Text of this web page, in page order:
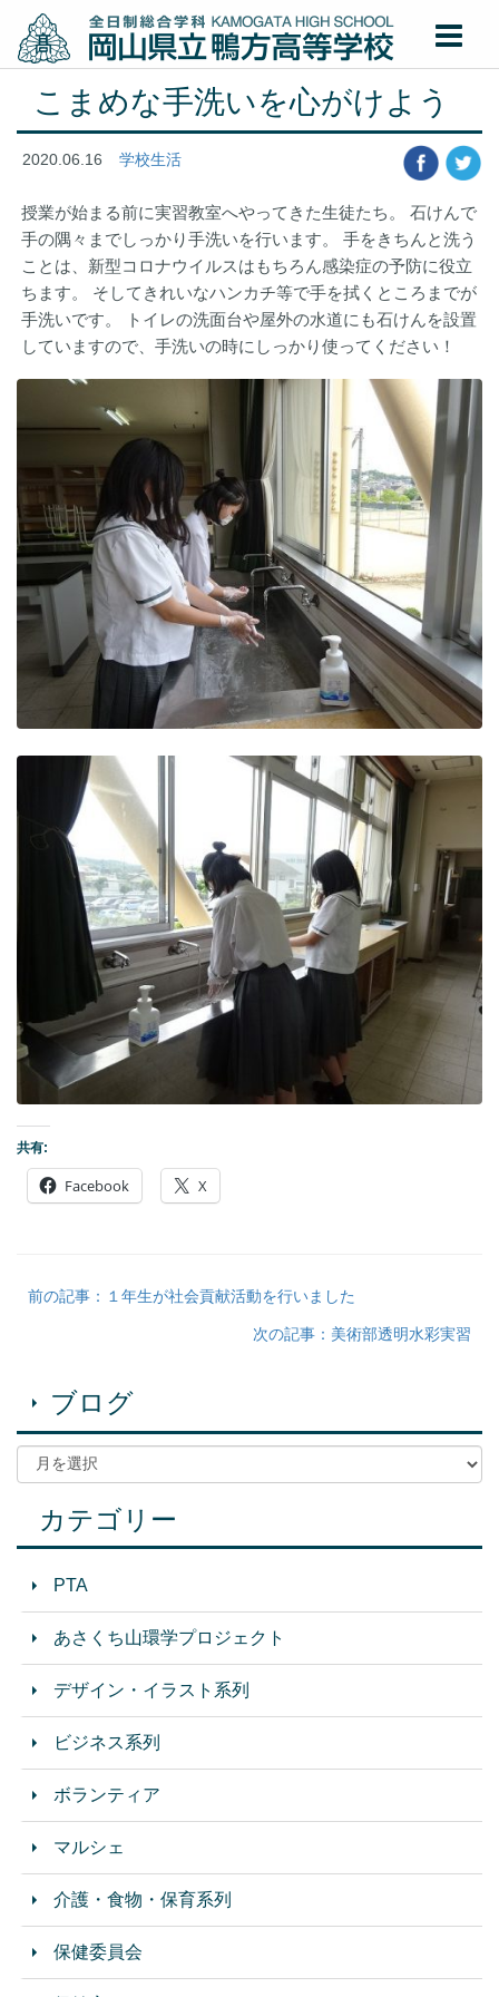
こまめな手洗いを心がけよう
2020.06.16 学校生活
授業が始まる前に実習教室へやってきた生徒たち。 石けんで
手の隅々までしっかり手洗いを行います。 手をきちんと洗う
ことは、新型コロナウイルスはもちろん感染症の予防に役立
ちます。 そしてきれいなハンカチ等で手を拭くところまでが
手洗いです。 トイレの洗面台や屋外の水道にも石けんを設置
していますので、手洗いの時にしっかり使ってください！
共有:
Facebook X
前の記事：１年生が社会貢献活動を行いました
次の記事：美術部透明水彩実習
ブログ
カテゴリー
PTA
あさくち山環学プロジェクト
デザイン・イラスト系列
ビジネス系列
ボランティア
マルシェ
介護・食物・保育系列
保健委員会